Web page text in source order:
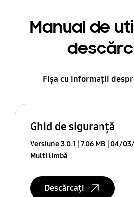
Manual de
Fișa cu informații
Ghid de siguranţă
Versiune 3.0.1 7.06 MB
04/
Multi limbă
Descărcați